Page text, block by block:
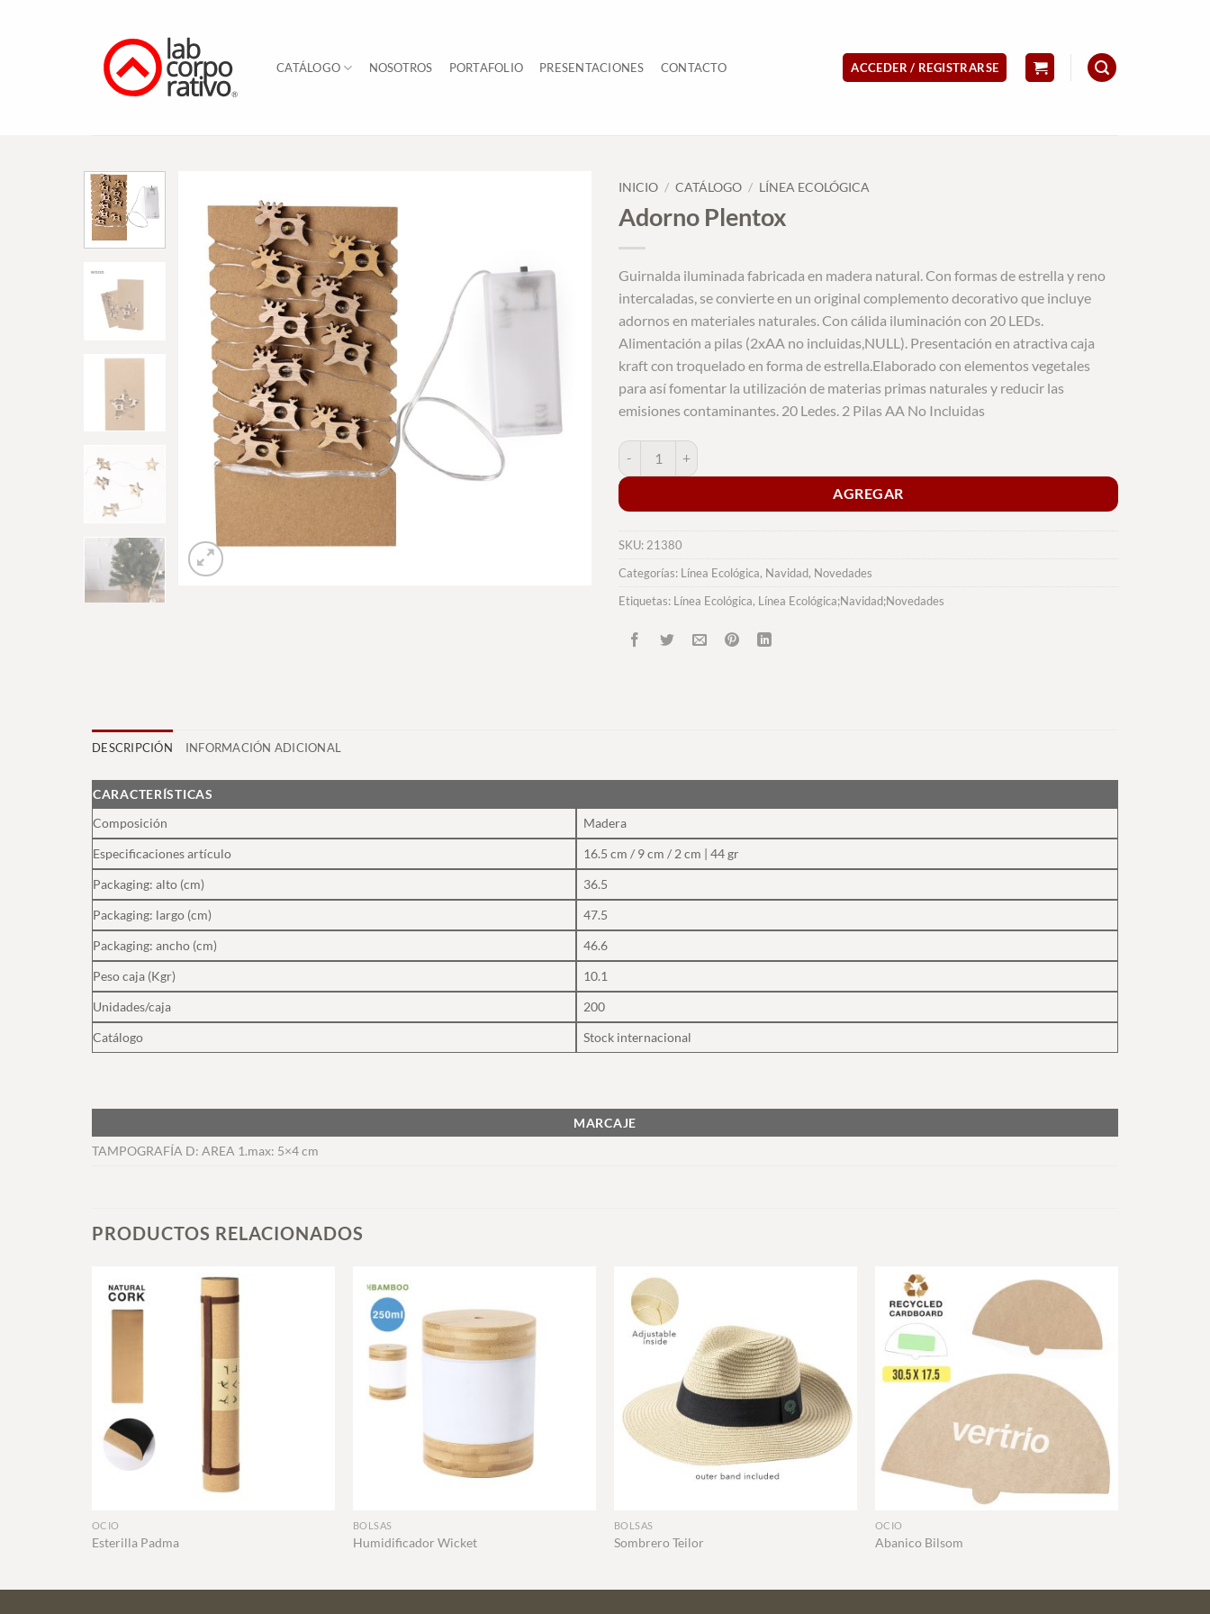
CATÁLOGO NOSOTROS PORTAFOLIO PRESENTACIONES CONTACTO ACCEDER / REGISTRARSE
INICIO / CATÁLOGO / LÍNEA ECOLÓGICA
Adorno Plentox
Guirnalda iluminada fabricada en madera natural. Con formas de estrella y reno
intercaladas, se convierte en un original complemento decorativo que incluye
adornos en materiales naturales. Con cálida iluminación con 20 LEDs.
Alimentación a pilas (2xAA no incluidas,NULL). Presentación en atractiva caja
kraft con troquelado en forma de estrella.Elaborado con elementos vegetales
para así fomentar la utilización de materias primas naturales y reducir las
emisiones contaminantes. 20 Ledes. 2 Pilas AA No Incluidas
Adorno Plentox cantidad
AGREGAR
SKU: 21380
Categorías: Línea Ecológica, Navidad, Novedades
Etiquetas: Línea Ecológica, Línea Ecológica;Navidad;Novedades
DESCRIPCIÓN INFORMACIÓN ADICIONAL
CARACTERÍSTICAS
Composición
Madera
Especificaciones artículo
16.5 cm / 9 cm / 2 cm | 44 gr
Packaging: alto (cm)
36.5
Packaging: largo (cm)
47.5
Packaging: ancho (cm)
46.6
Peso caja (Kgr)
10.1
Unidades/caja
200
Catálogo
Stock internacional
MARCAJE
TAMPOGRAFÍA D: AREA 1.max: 5×4 cm
PRODUCTOS RELACIONADOS
OCIO
Esterilla Padma
BOLSAS
Humidificador Wicket
BOLSAS
Sombrero Teilor
OCIO
Abanico Bilsom